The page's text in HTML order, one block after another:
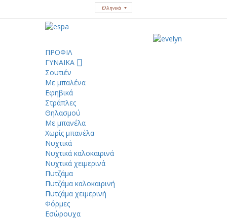
Ελληνικά
ΠΡΟΦΙΛ
ΓΥΝΑΙΚΑ
Σουτιέν
Με μπαλένα
Εφηβικά
Στράπλες
Θηλασμού
Με μπανέλα
Χωρίς μπανέλα
Νυχτικά
Νυχτικά καλοκαιρινά
Νυχτικά χειμερινά
Πυτζάμα
Πυτζάμα καλοκαιρινή
Πυτζάμα χειμερινή
Φόρμες
Εσώρουχα